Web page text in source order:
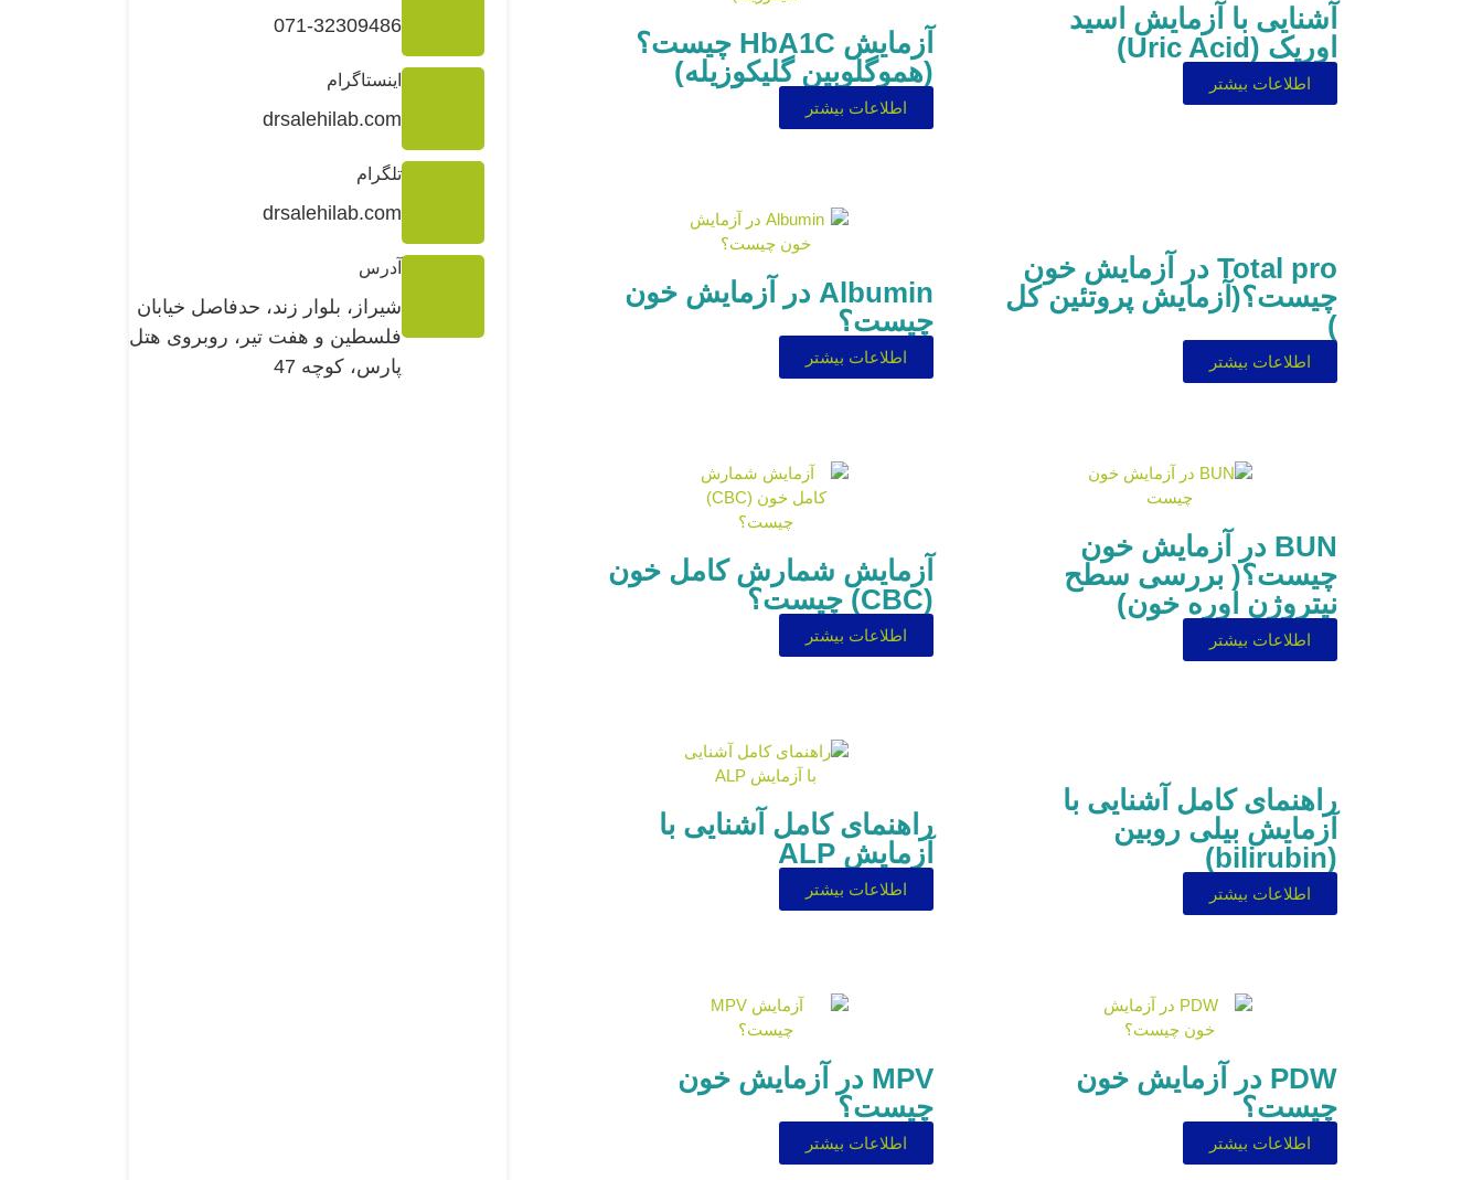
آشنایی با آزمایش اسید
اوریک (Uric Acid)
اطلاعات بیشتر
آزمایش HbA1C چیست؟
(هموگلوبین گلیکوزیله)
اطلاعات بیشتر
Total pro در آزمایش خون
چیست؟(آزمایش پروتئین کل
)
اطلاعات بیشتر
Albumin در آزمایش خون
چیست؟
اطلاعات بیشتر
BUN در آزمایش خون
چیست؟( بررسی سطح
نیتروژن اوره خون)
اطلاعات بیشتر
آزمایش شمارش کامل خون
(CBC) چیست؟
اطلاعات بیشتر
راهنمای کامل آشنایی با
آزمایش بیلی روبین
(bilirubin)
اطلاعات بیشتر
راهنمای کامل آشنایی با
آزمایش ALP
اطلاعات بیشتر
PDW در آزمایش خون
چیست؟
اطلاعات بیشتر
MPV در آزمایش خون
چیست؟
اطلاعات بیشتر
071-32309486
اینستاگرام
drsalehilab.com
تلگرام
drsalehilab.com
آدرس
شیراز، بلوار زند، حدفاصل خیابان
فلسطین و هفت تیر، روبروی هتل
پارس، کوچه 47